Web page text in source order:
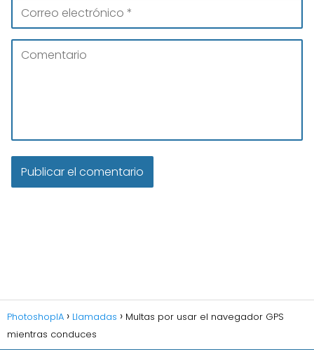
PhotoshopIA Llamadas
Multas por usar el navegador GPS
mientras conduces